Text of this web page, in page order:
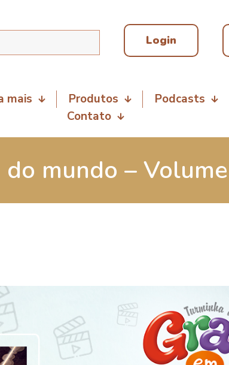
Login
mais Produtos
Podcasts
Contato
do mundo –